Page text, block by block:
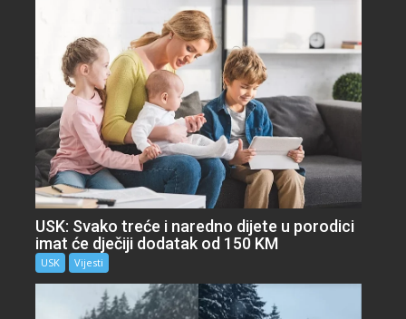
USK: Svako treće i naredno dijete u porodici
imat će dječiji dodatak od 150 KM
USK Vijesti